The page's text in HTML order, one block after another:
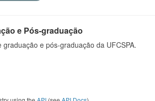
e Pós-graduação
e pós-graduação da UFCSPA.